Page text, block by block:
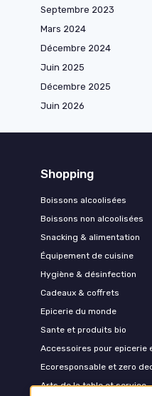
Septembre 2023
Mars 2024
Décembre 2024
Juin 2025
Décembre 2025
Juin 2026
Shopping
Boissons alcoolisées
Boissons non alcoolisées
Snacking & alimentation
Équipement de cuisine
Hygiène & désinfection
Cadeaux & coffrets
Epicerie du monde
Sante et produits bio
Accessoires pour epicerie
Ecoresponsable et zero
Arts de la table et service